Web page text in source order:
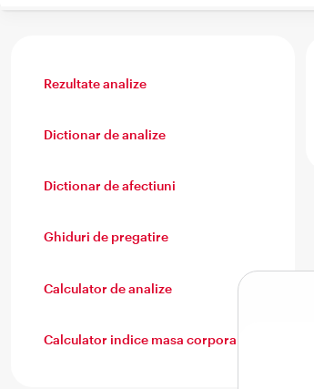
Rezultate analize
Dictionar de analize
Dictionar de afectiuni
Ghiduri de pregatire
Calculator de analize
Calculator indice masa corporala